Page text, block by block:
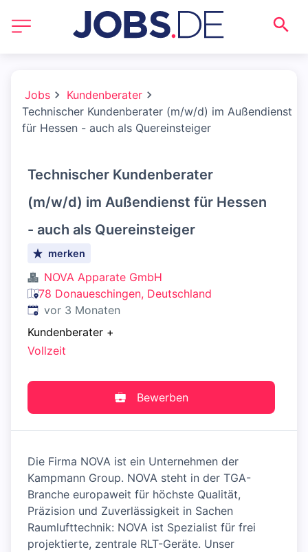
Jobs
Kundenberater
Technischer Kundenberater (m/w/d) im Außendienst
für Hessen - auch als Quereinsteiger
Technischer Kundenberater
(m/w/d) im Außendienst für Hessen
- auch als Quereinsteiger
merken
NOVA Apparate GmbH
78 Donaueschingen, Deutschland
Veröffentlicht:
vor 3 Monaten
Kundenberater +
Vollzeit
Bewerben
Die Firma NOVA ist ein Unternehmen der
Kampmann Group. NOVA steht in der TGA-
Branche europaweit für höchste Qualität,
Präzision und Zuverlässigkeit in Sachen
Raumlufttechnik: NOVA ist Spezialist für frei
projektierte, zentrale RLT-Geräte. Unser